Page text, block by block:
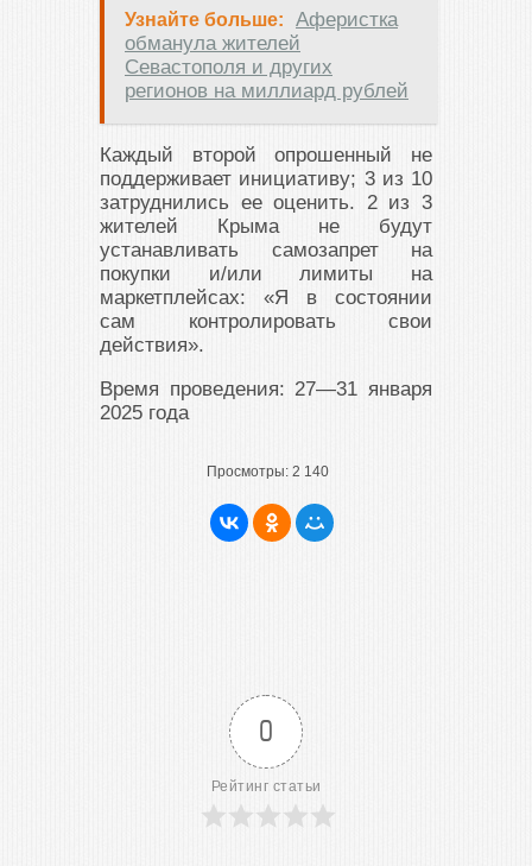
Узнайте больше:
Аферистка
обманула жителей
Севастополя и других
регионов на миллиард рублей
Каждый второй опрошенный не
поддерживает инициативу; 3 из 10
затруднились ее оценить. 2 из 3
жителей Крыма не будут
устанавливать самозапрет на
покупки и/или лимиты на
маркетплейсах: «Я в состоянии
сам контролировать свои
действия».
Время проведения: 27—31 января
2025 года
Просмотры: 2 140
0
Рейтинг статьи